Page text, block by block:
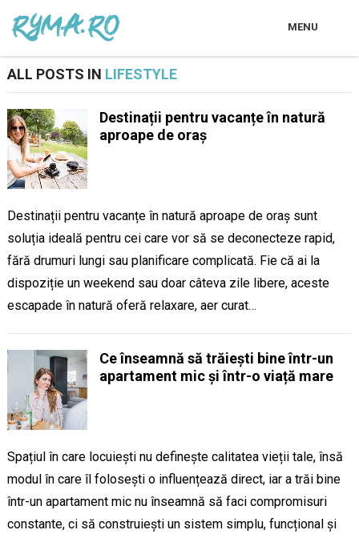
MENU
ALL POSTS IN LIFESTYLE
Destinații pentru vacanțe în natură
aproape de oraș
Destinații pentru vacanțe în natură aproape de oraș sunt
soluția ideală pentru cei care vor să se deconecteze rapid,
fără drumuri lungi sau planificare complicată. Fie că ai la
dispoziție un weekend sau doar câteva zile libere, aceste
escapade în natură oferă relaxare, aer curat…
Ce înseamnă să trăiești bine într-un
apartament mic și într-o viață mare
Spațiul în care locuiești nu definește calitatea vieții tale, însă
modul în care îl folosești o influențează direct, iar a trăi bine
într-un apartament mic nu înseamnă să faci compromisuri
constante, ci să construiești un sistem simplu, funcțional și